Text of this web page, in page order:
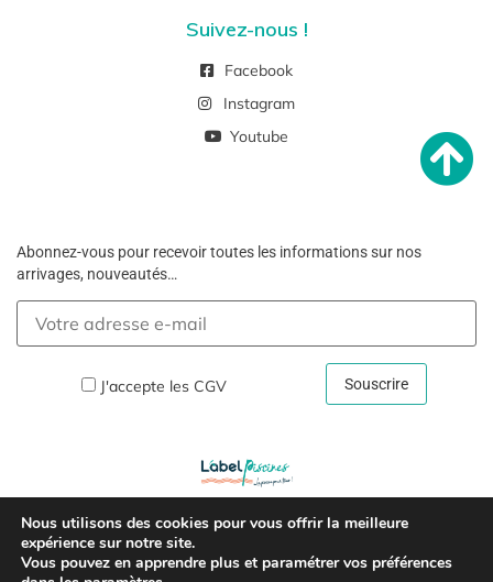
Suivez-nous !
Facebook
Instagram
Youtube
Abonnez-vous pour recevoir toutes les informations sur nos
arrivages, nouveautés…
J'accepte les CGV
Copyright © 2026 –
Confidentialité
Nous utilisons des cookies pour vous offrir la meilleure
expérience sur notre site.
Vous pouvez en apprendre plus et paramétrer vos préférences